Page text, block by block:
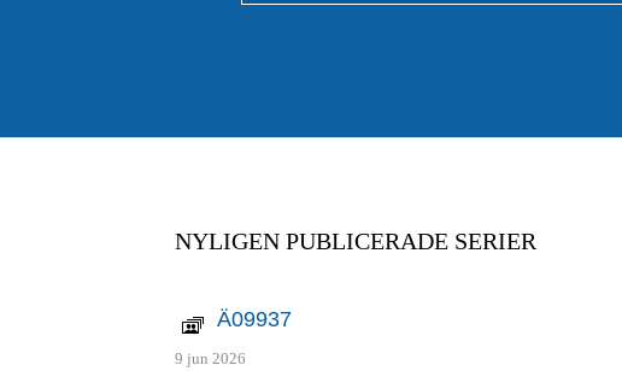
NYLIGEN PUBLICERADE SERIER
Ä09937
9 jun 2026